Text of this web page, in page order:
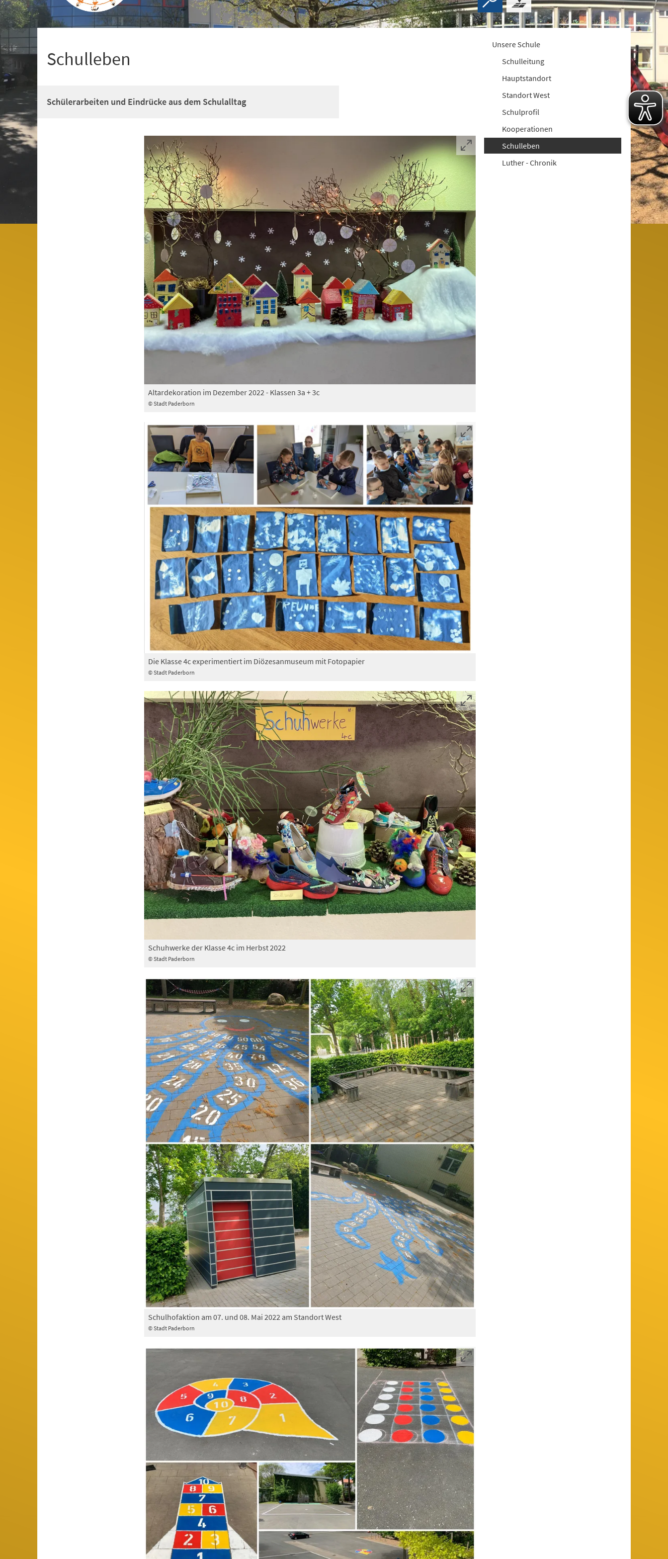
+
1
Schulleben
Schülerarbeiten und Eindrücke aus dem Schulalltag
© Stadt Paderborn
Altardekoration im Dezember 2022 - Klassen 3a + 3c
© Stadt Paderborn
Die Klasse 4c experimentiert im Diözesanmuseum mit Fotopapier
© Stadt Paderborn
Schuhwerke der Klasse 4c im Herbst 2022
© Stadt Paderborn
Schulhofaktion am 07. und 08. Mai 2022 am Standort West
Unsere Schule
Schulleitung
Hauptstandort
Standort West
Schulprofil
Kooperationen
Schulleben
Luther - Chronik